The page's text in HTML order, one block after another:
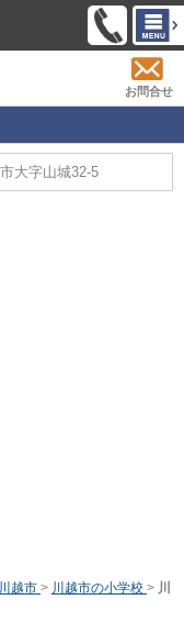
お問合せ
大字山城32-5
川越市 > 川越市の小学校 > 川